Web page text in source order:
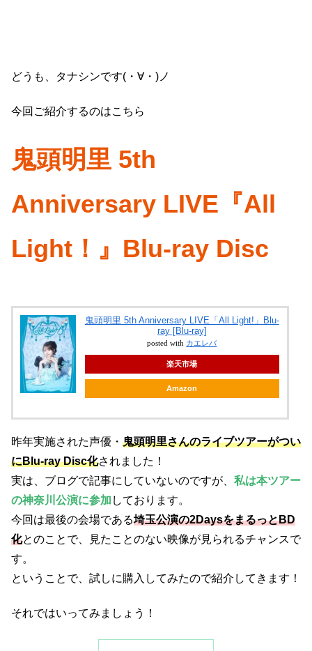
どうも、タナシンです(・∀・)ノ
今回ご紹介するのはこちら
鬼頭明里 5th
Anniversary LIVE『All
Light！』Blu-ray Disc
鬼頭明里 5th Anniversary LIVE「All Light!」Blu-
ray [Blu-ray]
posted with カエレバ
楽天市場
Amazon
昨年実施された声優・ 鬼頭明里さんのライブツアーがつい
にBlu-ray Disc化されました！
実は、ブログで記事にしていないのですが、 私は本ツアー
の神奈川公演に参加 しております。
今回は最後の会場である埼玉公演の2DaysをまるっとBD
化とのことで、見たことのない映像が見られるチャンスで
す。
ということで、試しに購入してみたので紹介してきます！
それではいってみましょう！